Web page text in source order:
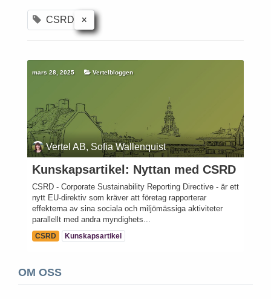
CSRD ×
Vertel AB, Sofia Wallenquist
Kunskapsartikel: Nyttan med CSRD
CSRD - Corporate Sustainability Reporting Directive - är ett
nytt EU-direktiv som kräver att företag rapporterar
effekterna av sina sociala och miljömässiga aktiviteter
parallellt med andra myndighets...
CSRD Kunskapsartikel
mars 28, 2025 Vertelbloggen
OM OSS